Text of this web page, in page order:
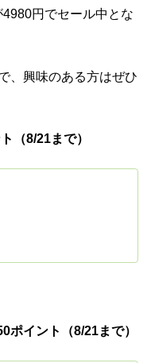
円でセール中とな
、興味のある方はぜひ
（8/21まで）
ポイント（8/21まで）